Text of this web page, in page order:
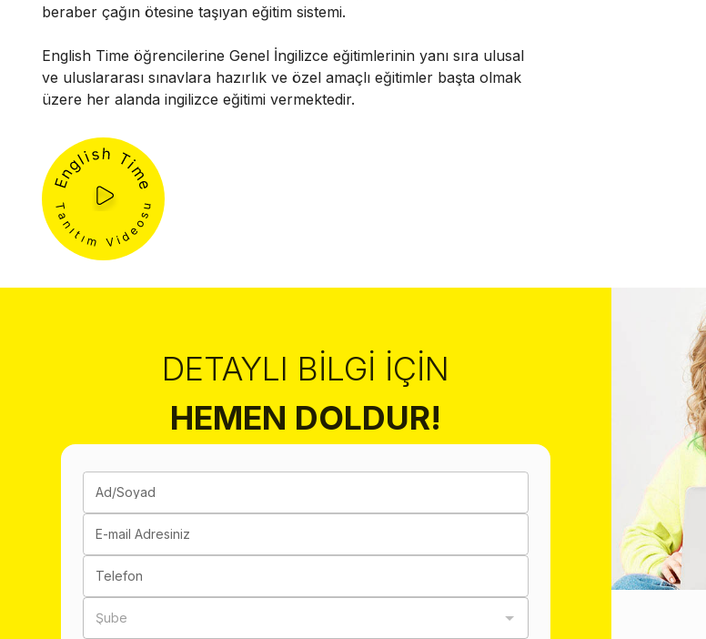
beraber çağın ötesine taşıyan eğitim sistemi.
English Time öğrencilerine Genel İngilizce eğitimlerinin yanı sıra ulusal
ve uluslararası sınavlara hazırlık ve özel amaçlı eğitimler başta olmak
üzere her alanda ingilizce eğitimi vermektedir.
DETAYLI BILGI İÇIN
HEMEN DOLDUR!
Ad/Soyad
E-mail Adresiniz
Telefon
Şube